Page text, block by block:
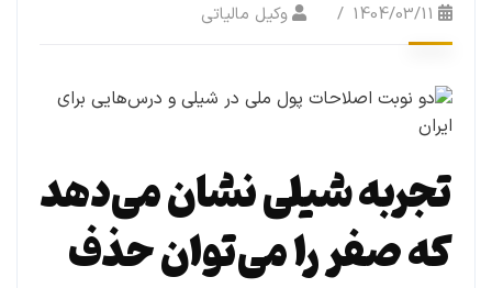
1404/03/11 وکیل مالیاتی
تجربه شیلی نشان می‌دهد
که صفر را می‌توان حذف